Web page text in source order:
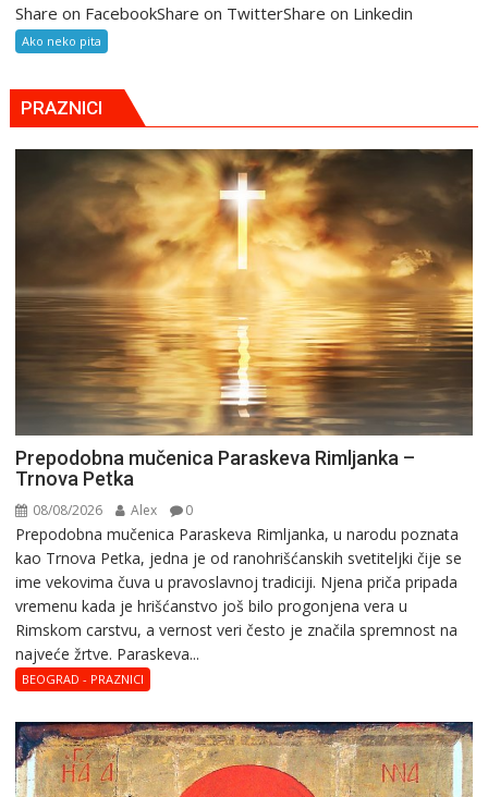
Share on FacebookShare on TwitterShare on Linkedin
Ako neko pita
PRAZNICI
Prepodobna mučenica Paraskeva Rimljanka –
Trnova Petka
08/08/2026 Alex 0
Prepodobna mučenica Paraskeva Rimljanka, u narodu poznata
kao Trnova Petka, jedna je od ranohrišćanskih svetiteljki čije se
ime vekovima čuva u pravoslavnoj tradiciji. Njena priča pripada
vremenu kada je hrišćanstvo još bilo progonjena vera u
Rimskom carstvu, a vernost veri često je značila spremnost na
najveće žrtve. Paraskeva...
BEOGRAD - PRAZNICI